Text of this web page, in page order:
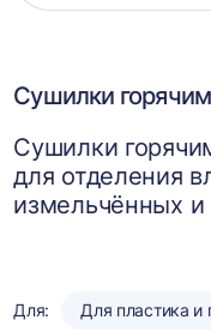
Сушилки
Сушилки
для отделения
измельчённых
Для: Для пластика и